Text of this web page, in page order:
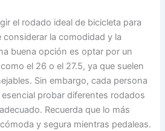
el rodado ideal de bicicleta para
considerar la comodidad y la
buena opción es optar por un
el 26 o el 27.5, ya que suelen
Sin embargo, cada persona
probar diferentes rodados
Recuerda que lo más
y segura mientras pedaleas.